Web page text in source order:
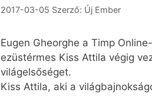
2017-03-05 Szerző: Új Ember
Eugen Gheorghe a Timp
ezüstérmes Kiss Attila végig
világelsőséget.
Kiss Attila, aki a